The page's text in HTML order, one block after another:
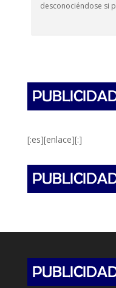
desconociéndose si
[:es][enlace][:]